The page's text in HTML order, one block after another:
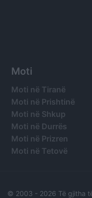
Moti
Moti në Tiranë
Moti në Prishtinë
Moti në Shkup
Moti në Durrës
Moti në Prizren
Moti në Tetovë
© 2003 - 2026 Të gjitha